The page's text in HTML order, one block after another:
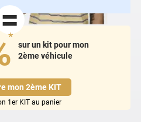
=
*
sur un kit pour mon
2ème véhicule
mon 2ème KIT
1er KIT au panier